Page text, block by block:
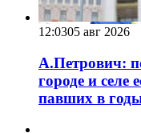
12:0305 авг 2026
А.Петрович:
городе и селе
павших в